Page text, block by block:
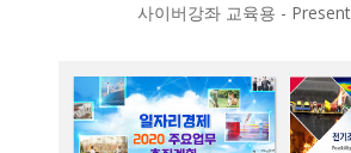
사이버강좌 교육용 -